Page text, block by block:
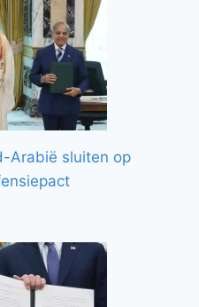
Arabië sluiten op